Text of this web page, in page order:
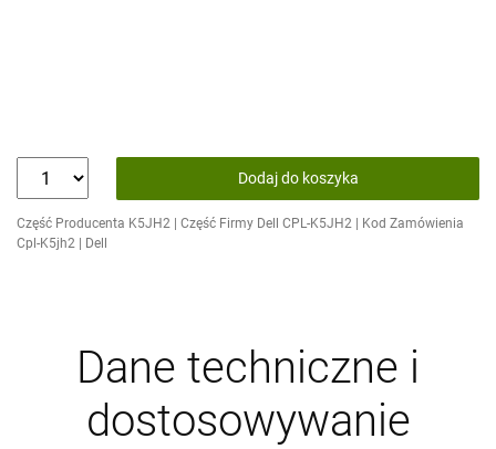
Dodaj do koszyka
Część Producenta K5JH2 | Część Firmy Dell CPL-K5JH2 | Kod Zamówienia
Cpl-K5jh2 | Dell
Dane techniczne i
dostosowywanie